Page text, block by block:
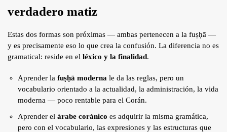
verdadero matiz
Estas dos formas son próximas — ambas pertenecen a la fuṣḥā —
y es precisamente eso lo que crea la confusión. La diferencia no es
gramatical: reside en el léxico y la finalidad.
Aprender la fuṣḥā moderna le da las reglas, pero un
vocabulario orientado a la actualidad, la administración, la vida
moderna — poco rentable para el Corán.
Aprender el árabe coránico es adquirir la misma gramática,
pero con el vocabulario, las expresiones y las estructuras que